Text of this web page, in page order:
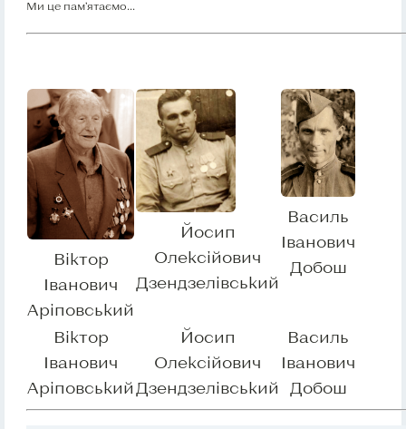
Ми це пам’ятаємо...
Віктор
Іванович
Аріповський
Йосип
Олексійович
Дзендзелівський
Василь
Іванович
Добош
Віктор
Іванович
Аріповський
Йосип
Олексійович
Дзендзелівський
Василь
Іванович
Добош